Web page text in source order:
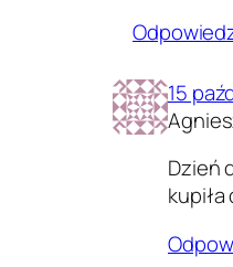
15
Dzień